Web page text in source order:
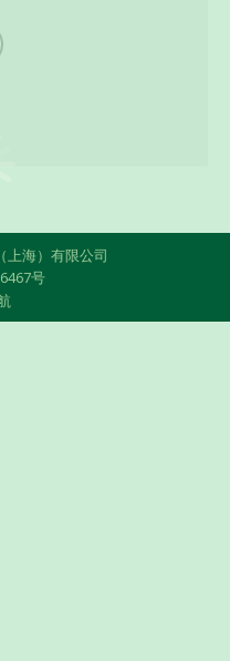
上海）有限公司
号